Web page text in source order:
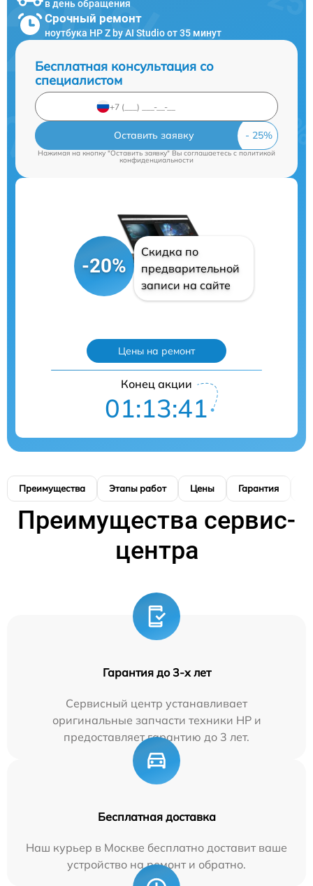
в день обращения
Срочный ремонт
ноутбука HP Z by AI Studio от 35 минут
Бесплатная консультация со
специалистом
Оставить заявку
Нажимая на кнопку "Оставить заявку" Вы соглашаетесь cполитикой
конфиденциальности
-20%
Скидка по
предварительной
записи на сайте
Цены на ремонт
Конец акции
01:13:39
Преимущества Этапы работ Цены Гарантия
Преимущества сервис-
центра
Гарантия до 3-х лет
Сервисный центр устанавливает
оригинальные запчасти техники HP и
предоставляет гарантию до 3 лет.
Бесплатная доставка
Наш курьер в Москве бесплатно доставит ваше
устройство на ремонт и обратно.